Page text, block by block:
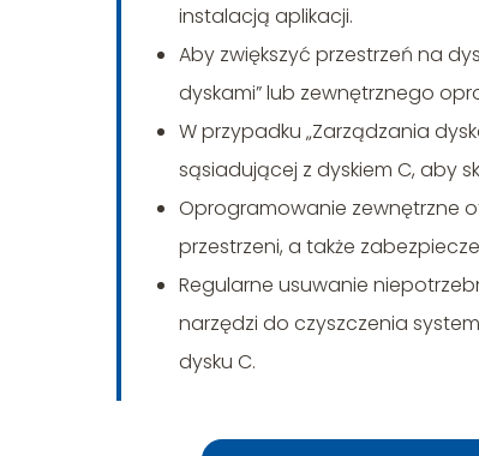
instalacją aplikacji.
Aby zwiększyć przestrzeń na
dyskami” lub zewnętrznego
W przypadku „Zarządzania
sąsiadującej z dyskiem C, aby
Oprogramowanie zewnętrzne
przestrzeni, a także
Regularne usuwanie
narzędzi do czyszczenia
dysku C.